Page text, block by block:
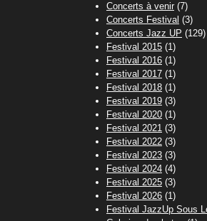
Concerts à venir(7)
Concerts Festival (3)
Concerts Jazz UP (129)
Festival 2015(1)
Festival 2016(1)
Festival 2017(1)
Festival 2018(1)
Festival 2019(3)
Festival 2020(1)
Festival 2021(3)
Festival 2022(3)
Festival 2023(3)
Festival 2024(4)
Festival 2025(3)
Festival 2026(1)
Festival JazzUp Sous